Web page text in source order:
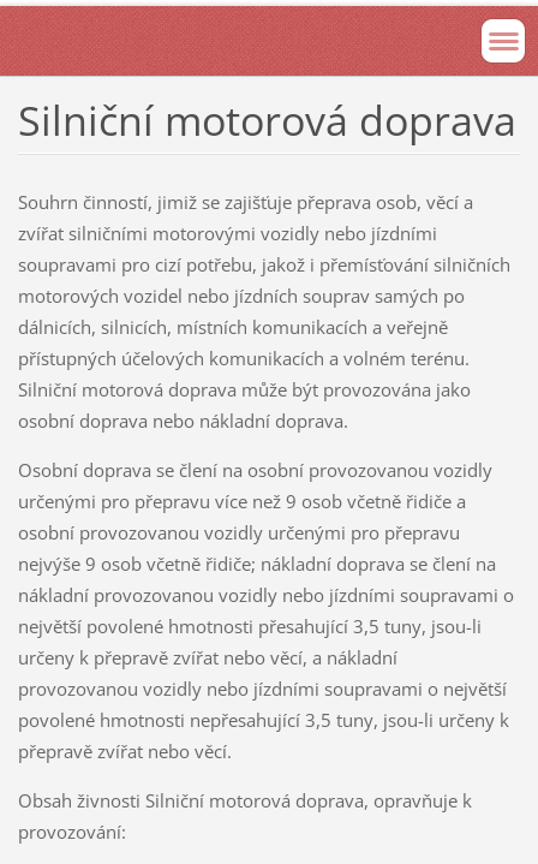
Silniční motorová doprava
Souhrn činností, jimiž se zajišťuje přeprava osob, věcí a
zvířat silničními motorovými vozidly nebo jízdními
soupravami pro cizí potřebu, jakož i přemísťování silničních
motorových vozidel nebo jízdních souprav samých po
dálnicích, silnicích, místních komunikacích a veřejně
přístupných účelových komunikacích a volném terénu.
Silniční motorová doprava může být provozována jako
osobní doprava nebo nákladní doprava.
Osobní doprava se člení na osobní provozovanou vozidly
určenými pro přepravu více než 9 osob včetně řidiče a
osobní provozovanou vozidly určenými pro přepravu
nejvýše 9 osob včetně řidiče; nákladní doprava se člení na
nákladní provozovanou vozidly nebo jízdními soupravami o
největší povolené hmotnosti přesahující 3,5 tuny, jsou-li
určeny k přepravě zvířat nebo věcí, a nákladní
provozovanou vozidly nebo jízdními soupravami o největší
povolené hmotnosti nepřesahující 3,5 tuny, jsou-li určeny k
přepravě zvířat nebo věcí.
Obsah živnosti Silniční motorová doprava, opravňuje k
provozování: